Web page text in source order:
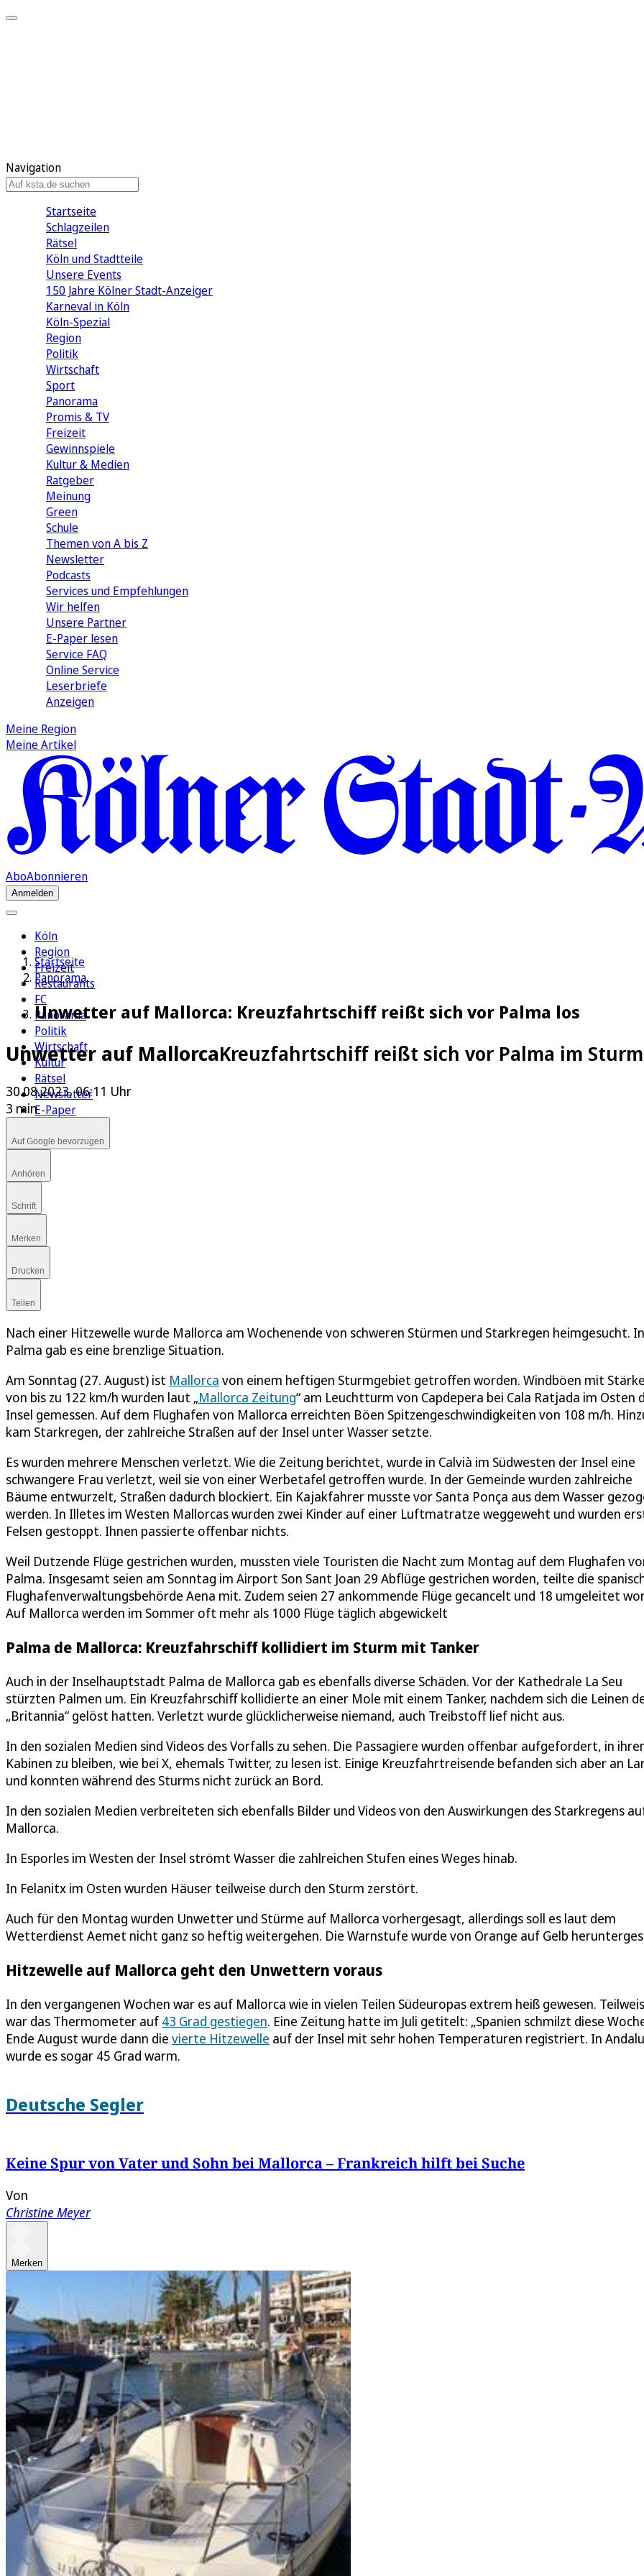
Navigation
Startseite
Schlagzeilen
Rätsel
Köln und Stadtteile
Unsere Events
150 Jahre Kölner Stadt-Anzeiger
Karneval in Köln
Köln-Spezial
Region
Politik
Wirtschaft
Sport
Panorama
Promis & TV
Freizeit
Gewinnspiele
Kultur & Medien
Ratgeber
Meinung
Green
Schule
Themen von A bis Z
Newsletter
Podcasts
Services und Empfehlungen
Wir helfen
Unsere Partner
E-Paper lesen
Service FAQ
Online Service
Leserbriefe
Anzeigen
Meine Region
Meine Artikel
AboAbonnieren
Anmelden
Köln
Region
Freizeit
Restaurants
FC
Panorama
Politik
Wirtschaft
Kultur
Rätsel
Newsletter
E-Paper
Startseite
Panorama
Unwetter auf Mallorca: Kreuzfahrtschiff reißt sich vor Palma los
Unwetter auf MallorcaKreuzfahrtschiff reißt sich vor Palma im
30.08.2023, 06:11 Uhr
3 min
Auf Google bevorzugen
Anhören
Schrift
Merken
Drucken
Teilen
Nach einer Hitzewelle wurde Mallorca am Wochenende von schweren Stürmen und Starkregen heimgesucht. In
Palma gab es eine brenzlige Situation.
Am Sonntag (27. August) ist Mallorca von einem heftigen Sturmgebiet getroffen worden. Windböen mit
von bis zu 122 km/h wurden laut „Mallorca Zeitung“ am Leuchtturm von Capdepera bei Cala Ratjada im Osten
Insel gemessen. Auf dem Flughafen von Mallorca erreichten Böen Spitzengeschwindigkeiten von 108 m/h.
kam Starkregen, der zahlreiche Straßen auf der Insel unter Wasser setzte.
Es wurden mehrere Menschen verletzt. Wie die Zeitung berichtet, wurde in Calvià im Südwesten der Insel eine
schwangere Frau verletzt, weil sie von einer Werbetafel getroffen wurde. In der Gemeinde wurden zahlreiche
Bäume entwurzelt, Straßen dadurch blockiert. Ein Kajakfahrer musste vor Santa Ponça aus dem Wasser
werden. In Illetes im Westen Mallorcas wurden zwei Kinder auf einer Luftmatratze weggeweht und wurden
Felsen gestoppt. Ihnen passierte offenbar nichts.
Weil Dutzende Flüge gestrichen wurden, mussten viele Touristen die Nacht zum Montag auf dem Flughafen
Palma. Insgesamt seien am Sonntag im Airport Son Sant Joan 29 Abflüge gestrichen worden, teilte die
Flughafenverwaltungsbehörde Aena mit. Zudem seien 27 ankommende Flüge gecancelt und 18 umgeleitet
Auf Mallorca werden im Sommer oft mehr als 1000 Flüge täglich abgewickelt
Palma de Mallorca: Kreuzfahrschiff kollidiert im Sturm mit Tanker
Auch in der Inselhauptstadt Palma de Mallorca gab es ebenfalls diverse Schäden. Vor der Kathedrale La Seu
stürzten Palmen um. Ein Kreuzfahrschiff kollidierte an einer Mole mit einem Tanker, nachdem sich die Leinen
„Britannia“ gelöst hatten. Verletzt wurde glücklicherweise niemand, auch Treibstoff lief nicht aus.
In den sozialen Medien sind Videos des Vorfalls zu sehen. Die Passagiere wurden offenbar aufgefordert, in
Kabinen zu bleiben, wie bei X, ehemals Twitter, zu lesen ist. Einige Kreuzfahrtreisende befanden sich aber an
und konnten während des Sturms nicht zurück an Bord.
In den sozialen Medien verbreiteten sich ebenfalls Bilder und Videos von den Auswirkungen des Starkregens
Mallorca.
In Esporles im Westen der Insel strömt Wasser die zahlreichen Stufen eines Weges hinab.
In Felanitx im Osten wurden Häuser teilweise durch den Sturm zerstört.
Auch für den Montag wurden Unwetter und Stürme auf Mallorca vorhergesagt, allerdings soll es laut dem
Wetterdienst Aemet nicht ganz so heftig weitergehen. Die Warnstufe wurde von Orange auf Gelb
Hitzewelle auf Mallorca geht den Unwettern voraus
In den vergangenen Wochen war es auf Mallorca wie in vielen Teilen Südeuropas extrem heiß gewesen.
war das Thermometer auf 43 Grad gestiegen. Eine Zeitung hatte im Juli getitelt: „Spanien schmilzt diese
Ende August wurde dann die vierte Hitzewelle auf der Insel mit sehr hohen Temperaturen registriert. In
wurde es sogar 45 Grad warm.
Deutsche Segler
Keine Spur von Vater und Sohn bei Mallorca – Frankreich hilft bei Suche
Von
Christine Meyer
Merken